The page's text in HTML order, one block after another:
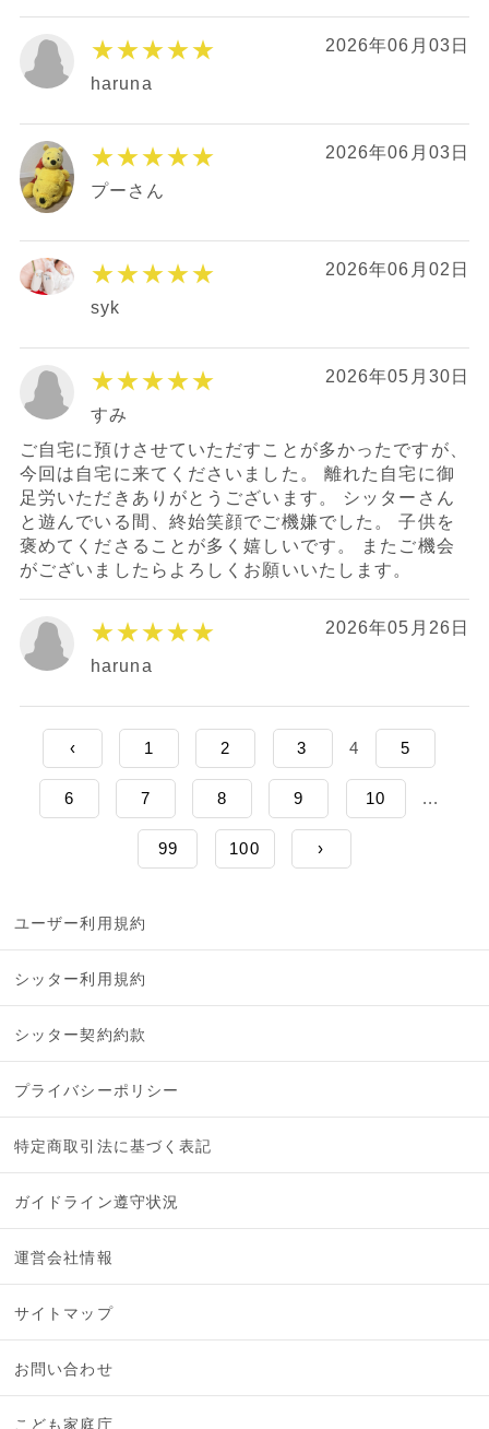
★★★★★ 2026年06月03日
haruna
★★★★★ 2026年06月03日
プーさん
★★★★★ 2026年06月02日
syk
★★★★★ 2026年05月30日
すみ
ご自宅に預けさせていただすことが多かったですが、
今回は自宅に来てくださいました。 離れた自宅に御
足労いただきありがとうございます。 シッターさん
と遊んでいる間、終始笑顔でご機嫌でした。 子供を
褒めてくださることが多く嬉しいです。 またご機会
がございましたらよろしくお願いいたします。
★★★★★ 2026年05月26日
haruna
‹ 1 2 3 4 5
6 7 8 9 10 ...
99 100 ›
ユーザー利用規約
シッター利用規約
シッター契約約款
プライバシーポリシー
特定商取引法に基づく表記
ガイドライン遵守状況
運営会社情報
サイトマップ
お問い合わせ
こども家庭庁